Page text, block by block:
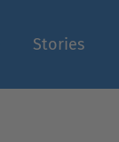
Stories